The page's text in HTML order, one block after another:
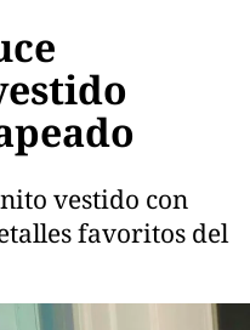
vestido con
favoritos del